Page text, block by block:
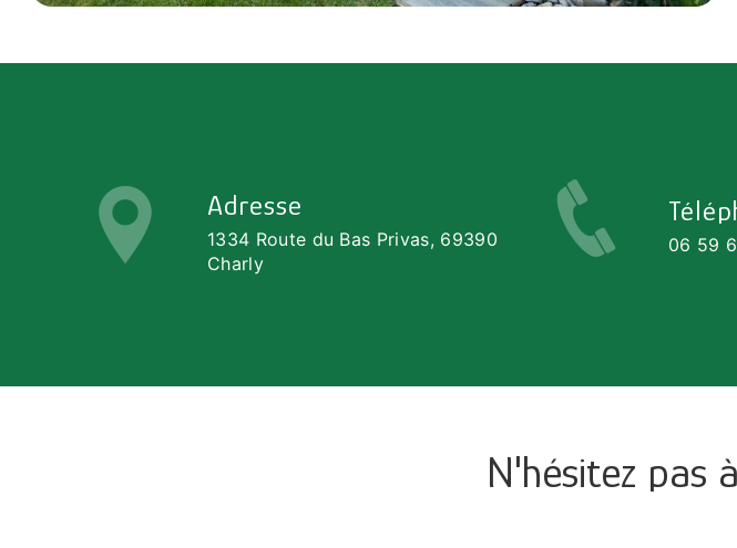
Adresse
1334 Route du Bas Privas, 69390
Charly
06 59
N'hésitez pas